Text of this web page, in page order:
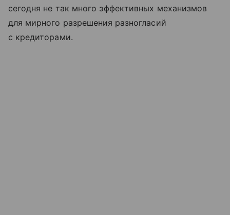
сегодня не так много эффективных механизмов
для мирного разрешения разногласий
с кредиторами.